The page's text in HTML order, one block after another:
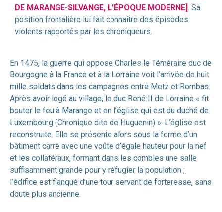
DE MARANGE-SILVANGE, L’ÉPOQUE MODERNE] . Sa
position frontalière lui fait connaître des épisodes
violents rapportés par les chroniqueurs.
En 1475, la guerre qui oppose Charles le Téméraire duc de
Bourgogne à la France et à la Lorraine voit l’arrivée de huit
mille soldats dans les campagnes entre Metz et Rombas.
Après avoir logé au village, le duc René II de Lorraine « fit
bouter le feu à Marange et en l’église qui est du duché de
Luxembourg (Chronique dite de Huguenin) ». L’église est
reconstruite. Elle se présente alors sous la forme d’un
bâtiment carré avec une voûte d’égale hauteur pour la nef
et les collatéraux, formant dans les combles une salle
suffisamment grande pour y réfugier la population ;
l’édifice est flanqué d’une tour servant de forteresse, sans
doute plus ancienne.